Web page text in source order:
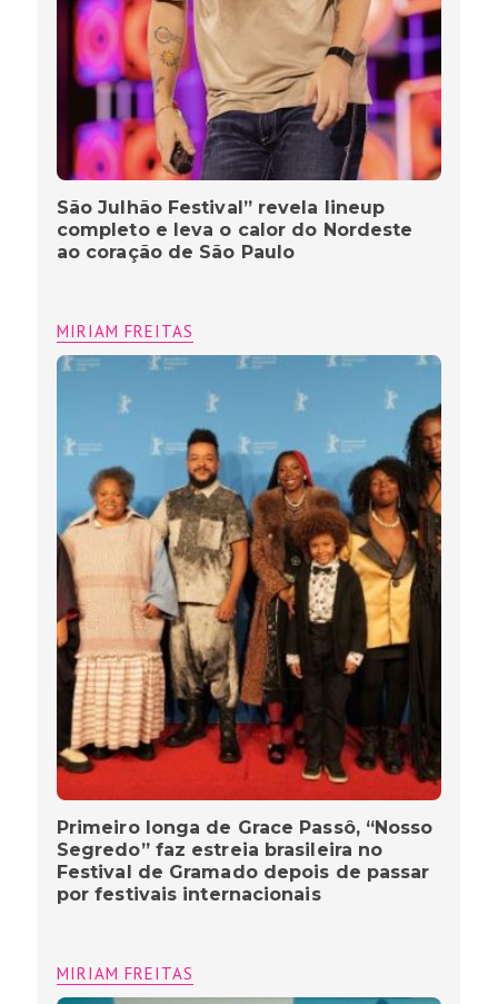
MIRIAM FREITAS
Primeiro longa de Grace Passô, “Nosso
Segredo” faz estreia brasileira no
Festival de Gramado depois de passar
por festivais internacionais
MIRIAM FREITAS